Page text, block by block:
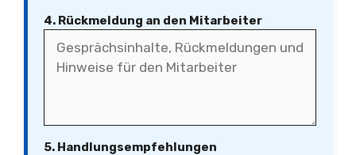
4. Rückmeldung an den Mitarbeiter
5. Handlungsempfehlungen